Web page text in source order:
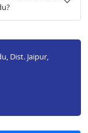
Dist. Jaipur,